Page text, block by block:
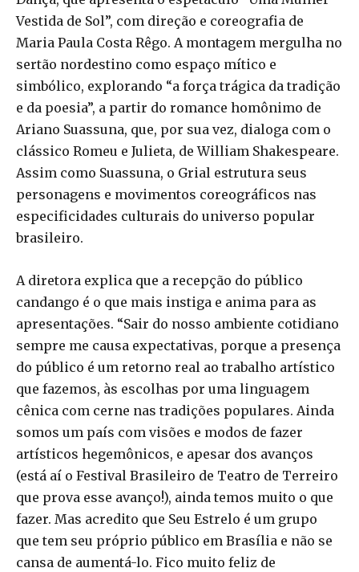
Vestida de Sol”, com direção e coreografia de
Maria Paula Costa Rêgo. A montagem mergulha no
sertão nordestino como espaço mítico e
simbólico, explorando “a força trágica da tradição
e da poesia”, a partir do romance homônimo de
Ariano Suassuna, que, por sua vez, dialoga com o
clássico Romeu e Julieta, de William Shakespeare.
Assim como Suassuna, o Grial estrutura seus
personagens e movimentos coreográficos nas
especificidades culturais do universo popular
brasileiro.
A diretora explica que a recepção do público
candango é o que mais instiga e anima para as
apresentações. “Sair do nosso ambiente cotidiano
sempre me causa expectativas, porque a presença
do público é um retorno real ao trabalho artístico
que fazemos, às escolhas por uma linguagem
cênica com cerne nas tradições populares. Ainda
somos um país com visões e modos de fazer
artísticos hegemônicos, e apesar dos avanços
(está aí o Festival Brasileiro de Teatro de Terreiro
que prova esse avanço!), ainda temos muito o que
fazer. Mas acredito que Seu Estrelo é um grupo
que tem seu próprio público em Brasília e não se
cansa de aumentá-lo. Fico muito feliz de